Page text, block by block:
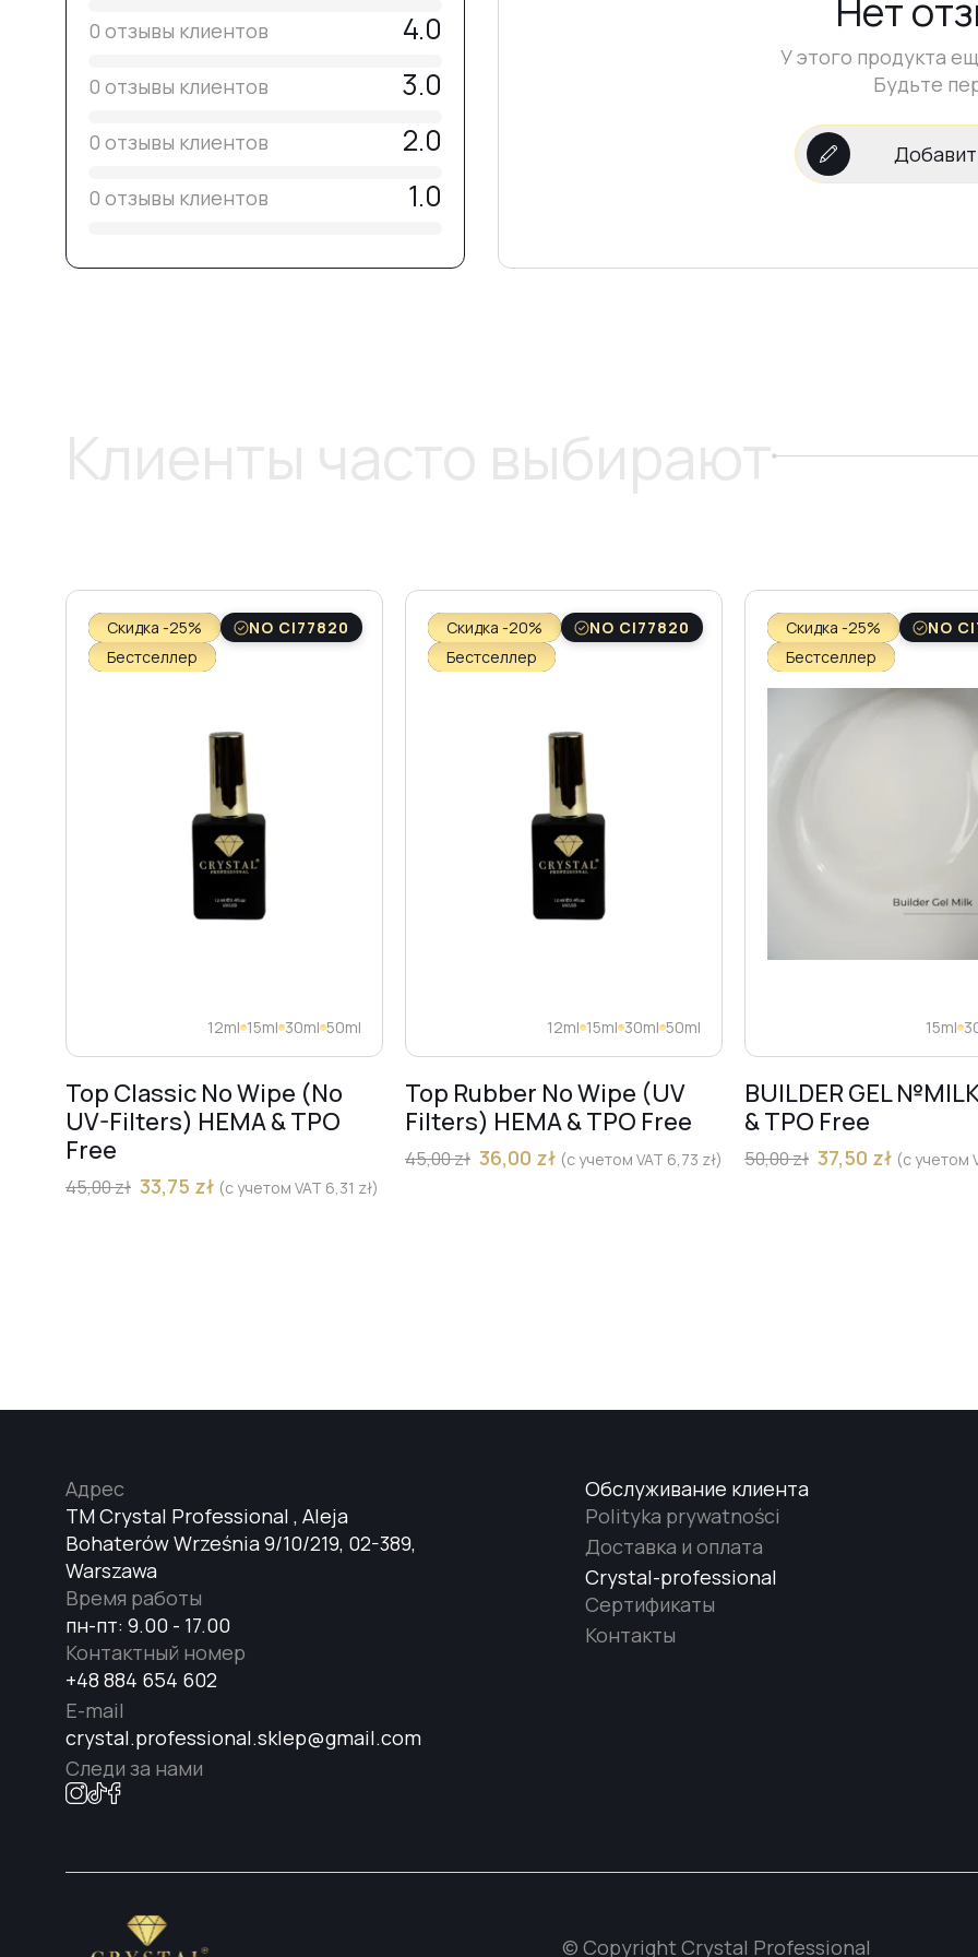
0 отзывы клиентов 4.0
0 отзывы клиентов 3.0
0 отзывы клиентов 2.0
0 отзывы клиентов 1.0
Нет
У этого продукта
Будьте
Скидка -25%
NO CI77820
Бестселлер
12ml 15ml 30ml 50ml
Top Classic No Wipe (No
UV-Filters) HEMA & TPO
Free
45,00zł 33,75 zł (с учетом VAT 6,31 zł)
Скидка -20%
NO CI77820
Бестселлер
12ml 15ml 30ml 50ml
Top Rubber No Wipe (UV
Filters) HEMA & TPO Free
45,00zł 36,00 zł (с учетом VAT 6,73 zł)
Скидка -25%
NO
Бестселлер
15ml
BUILDER GEL
& TPO Free
50,00zł 37,50 zł (с учетом
TM Crystal Professional , Aleja
Bohaterów Września 9/10/219, 02-389,
Warszawa
Адрес
пн-пт: 9.00 - 17.00
Время работы
+48 884 654 602
Контактный номер
crystal.professional.sklep@gmail.com
E-mail
Следи за нами
Обслуживание клиента
Polityka prywatności
Доставка и оплата
Crystal-professional
Сертификаты
Контакты
© Copyright Crystal Professional